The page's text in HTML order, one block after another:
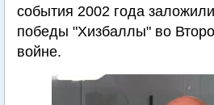
события 2002 года
победы "Хизбаллы" во
войне.